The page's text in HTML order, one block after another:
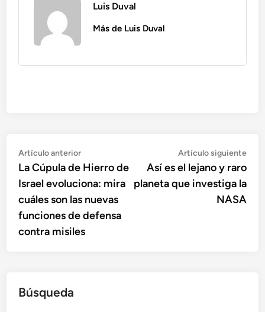
Luis Duval
Más de Luis Duval
Navegación
de
entradas
Artículo anteriorArtículo
anterior:
La Cúpula de Hierro de
Israel evoluciona: mira
cuáles son las nuevas
funciones de defensa
contra misiles
Artículo siguiente
Así es el lejano y raro
planeta que investiga la
NASA
Búsqueda